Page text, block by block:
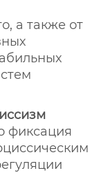
а также от
фиксация